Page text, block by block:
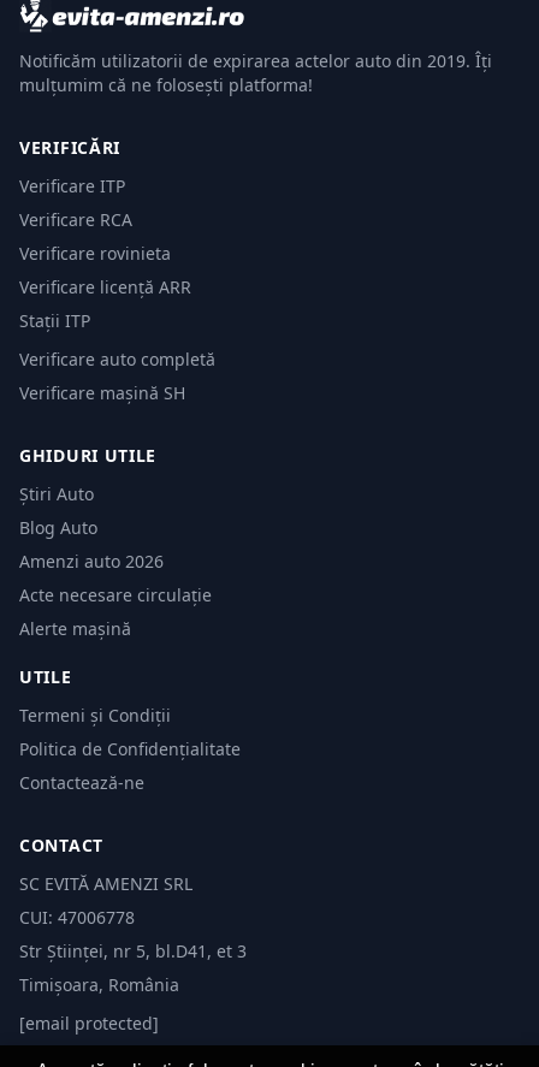
Notificăm utilizatorii de expirarea actelor auto din 2019. Îți
mulțumim că ne folosești platforma!
VERIFICĂRI
Verificare ITP
Verificare RCA
Verificare rovinieta
Verificare licență ARR
Stații ITP
Verificare auto completă
Verificare mașină SH
GHIDURI UTILE
Știri Auto
Blog Auto
Amenzi auto 2026
Acte necesare circulație
Alerte mașină
UTILE
Termeni și Condiții
Politica de Confidențialitate
Contactează-ne
CONTACT
SC EVITĂ AMENZI SRL
CUI: 47006778
Str Științei, nr 5, bl.D41, et 3
Timișoara, România
[email protected]